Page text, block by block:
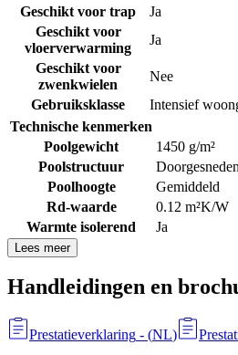
Geschikt voor trap
Ja
Geschikt voor
vloerverwarming
Ja
Geschikt voor
zwenkwielen
Nee
Gebruiksklasse
Intensief
Technische kenmerken
Poolgewicht
1450 g/m²
Poolstructuur
Poolhoogte
Gemiddeld
Rd-waarde
0.12 m²K/W
Warmte isolerend
Ja
Lees meer
Handleidingen en
Prestatieverklaring - (NL)